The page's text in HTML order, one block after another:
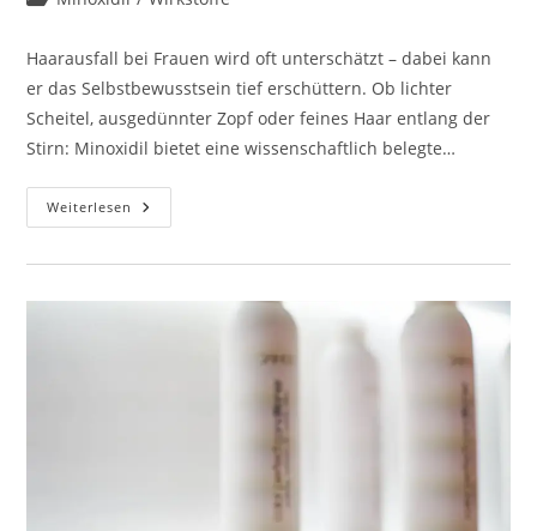
Haarausfall bei Frauen wird oft unterschätzt – dabei kann
er das Selbstbewusstsein tief erschüttern. Ob lichter
Scheitel, ausgedünnter Zopf oder feines Haar entlang der
Stirn: Minoxidil bietet eine wissenschaftlich belegte…
Weiterlesen Die
Besten
2025